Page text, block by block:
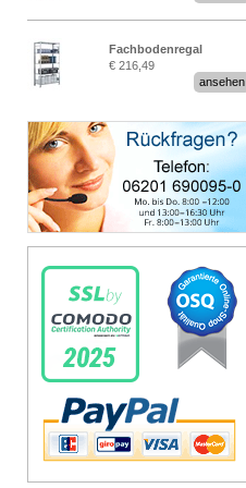
Fachbodenregal
Stecksystem MultiPlus
€ 216,49
ansehen